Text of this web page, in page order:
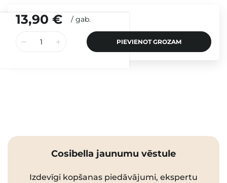
13,90 € / gab.
PIEVIENOT GROZAM
Cosibella jaunumu vēstule
Izdevīgi kopšanas piedāvājumi, ekspertu